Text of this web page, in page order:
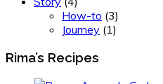
How-to (3)
Journey (1)
Rima’s Recipes